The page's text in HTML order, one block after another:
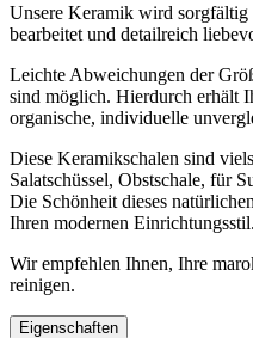
Unsere Keramik wird
bearbeitet und detailreich
Leichte Abweichungen der
sind möglich. Hierdurch erhält
organische, individuelle
Diese Keramikschalen sind
Salatschüssel, Obstschale, für
Die Schönheit dieses
Ihren modernen Einrichtungsstil.
Wir empfehlen Ihnen, Ihre
reinigen.
Eigenschaften